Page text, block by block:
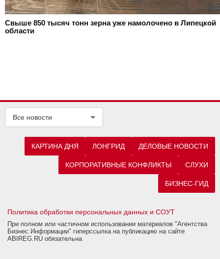
Свыше 850 тысяч тонн зерна уже намолочено в Липецкой
области
Все новости
КАРТИНА ДНЯ ЛОНГРИД ДЕЛОВЫЕ НОВОСТИ
КОРПОРАТИВНЫЕ КОНФЛИКТЫ СЛУХИ
БИЗНЕС-ГИД
Политика обработки персональных данных и СОУТ
При полном или частичном использовании материалов "Агентства
Бизнес Информации" гиперссылка на публикацию на сайте
ABIREG.RU обязательна